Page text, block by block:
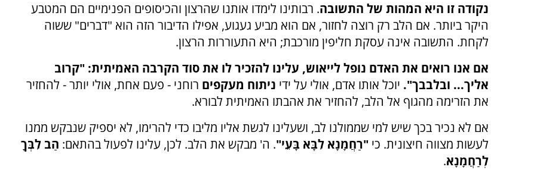
נקודה זו היא המהות של התשובה. רבותינו לימדו אותנו שהרצון והכיסופים הפנימיים הם המטבע
היקר ביותר. אם הלב רק רוצה לחזור, אם הוא מביע געגוע, אפילו הדיבור הזה הוא "דברים" ששוה
לקחת. התשובה אינה עסקת חליפין מורכבת; היא התעוררות הרצון.
אם אנו רואים את האדם נופל לייאוש, עלינו להזכיר לו את סוד הקרבה האמיתית: "קרוב
אליך... ובלבבך". יוכל אותו אדם, אולי על ידי ניתוח מעקפים רוחני - פעם אחת, אולי יותר - להחזיר
את הזרימה מהגוף אל הלב, להחזיר את אהבתו האמיתית לבורא.
אם לא נכיר בכך שיש למי שממולנו לב, ושעלינו לגשת אליו מליבו כדי להרימו, לא יספיק שנבקש ממנו
לעשות מצווה חיצונית. כי "רַחֲמָנָא לִבָּא בָּעֵי". ה' מבקש את הלב. לכן, עלינו לפעול בהתאם: הַב לִבְּךָ
לְרַחֲמָנָא.